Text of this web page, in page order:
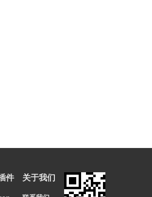
件 关于我们